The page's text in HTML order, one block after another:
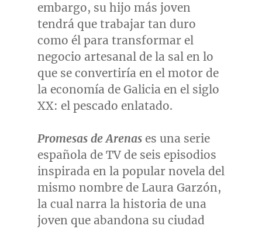
embargo, su hijo más joven
tendrá que trabajar tan duro
como él para transformar el
negocio artesanal de la sal en lo
que se convertiría en el motor de
la economía de Galicia en el siglo
XX: el pescado enlatado.
Promesas de Arenas es una serie
española de TV de seis episodios
inspirada en la popular novela del
mismo nombre de Laura Garzón,
la cual narra la historia de una
joven que abandona su ciudad